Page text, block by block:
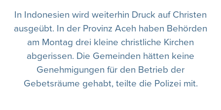
In Indonesien wird weiterhin Druck auf Christen
ausgeübt. In der Provinz Aceh haben Behörden
am Montag drei kleine christliche Kirchen
abgerissen. Die Gemeinden hätten keine
Genehmigungen für den Betrieb der
Gebetsräume gehabt, teilte die Polizei mit.